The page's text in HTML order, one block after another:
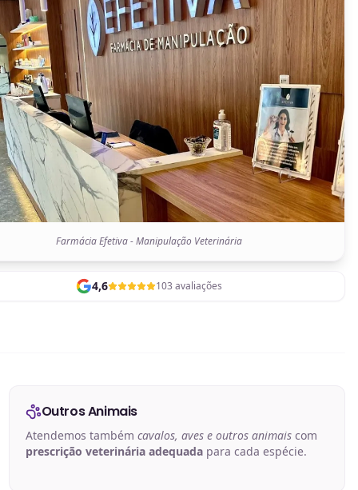
Farmácia Efetiva - Manipulação Veterinária
4,6 103 avaliações
Outros Animais
Atendemos também cavalos, aves e outros animaiscom
prescrição veterinária adequadapara cada espécie.